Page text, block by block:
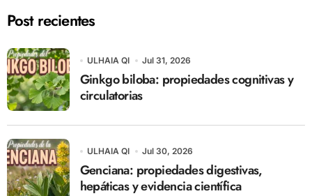
Post recientes
ULHAIA QI Jul 31, 2026
Ginkgo biloba: propiedades cognitivas y
circulatorias
ULHAIA QI Jul 30, 2026
Genciana: propiedades digestivas,
hepáticas y evidencia científica